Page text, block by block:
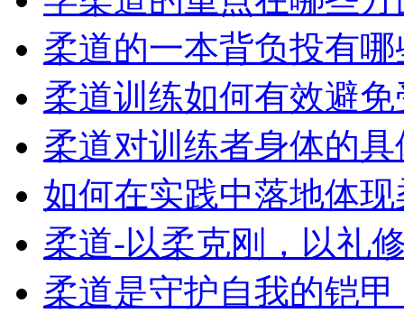
柔道的一本背负投有
柔道训练如何有效避免
柔道对训练者身体的
如何在实践中落地体现
柔道-以柔克刚，以礼
柔道是守护自我的铠甲